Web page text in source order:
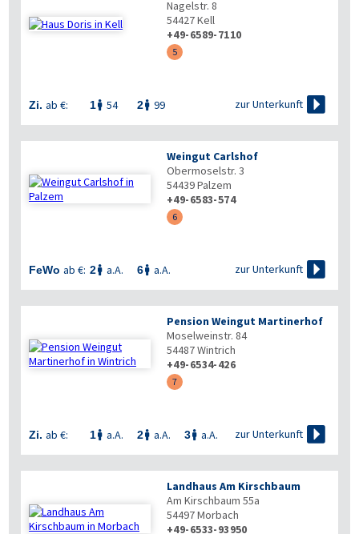
Nagelstr. 8
54427Kell
+49-6589-7110
5
Zi. ab €: 1 54 2 99 zur Unterkunft 
Weingut Carlshof
Obermoselstr. 3
54439Palzem
+49-6583-574
6
FeWo ab €: 2 a.A. 6 a.A. zur Unterkunft 
Pension Weingut Martinerhof
Moselweinstr. 84
54487Wintrich
+49-6534-426
7
Zi. ab €: 1 a.A. 2 a.A. 3 a.A. zur Unterkunft 
Landhaus Am Kirschbaum
Am Kirschbaum 55a
54497Morbach
+49-6533-93950